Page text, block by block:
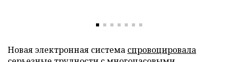
Новая электронная система спровоцировала